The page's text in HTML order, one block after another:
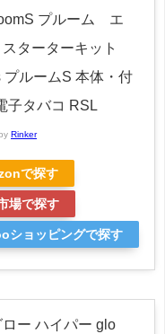
プルーム エ
ターターキット
プルームS 本体・付
タバコ RSL
Rinker
で探す
場で探す
ショッピングで探す
ロー ハイパー glo